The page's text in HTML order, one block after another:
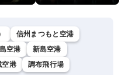
信州まつもと空港
空港
新島空港
空港
調布飛行場